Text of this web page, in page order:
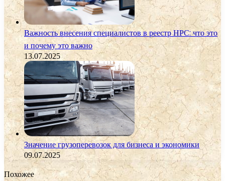
Важность внесения специалистов в реестр НРС: что это
и почему это важно
13.07.2025
Значение грузоперевозок для бизнеса и экономики
09.07.2025
Похожее